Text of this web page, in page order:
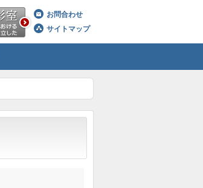
お問合わせ
サイトマップ